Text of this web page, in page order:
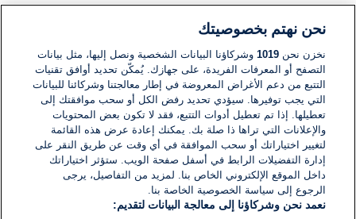
نحن نهتم بخصوصيتك
نخزن نحن1019 وشركاؤنا البيانات الشخصية ونصل إليها، مثل بيانات
التصفح أو المعرفات الفريدة، على جهازك. يُمكّن تحديد أوافق تقنيات
التتبع من دعم الأغراض المعروضة في إطار معالجتنا وشركائنا للبيانات
التي يجب توفيرها. سيؤدي تحديد رفض الكل أو سحب موافقتك إلى
تعطيلها. إذا تم تعطيل أدوات التتبع، فقد لا تكون بعض المحتويات
والإعلانات التي تراها ذا صلة بك. يمكنك إعادة عرض هذه القائمة
لتغيير اختياراتك أو سحب الموافقة في أي وقت عن طريق النقر على
إدارة التفضيلات الرابط في أسفل صفحة الويب. ستؤثر اختياراتك
داخل الموقع الإلكتروني الخاص بنا. لمزيد من التفاصيل، يرجى
الرجوع إلى سياسة الخصوصية الخاصة بنا.
نعمد نحن وشركاؤنا إلى معالجة البيانات لتقديم: